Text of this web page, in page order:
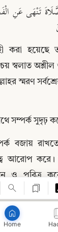
Home
করা
স্বলাত
স্মরণ
সম্পর্ক সুদৃঢ়
বজায়
আরোপ করে।
ও পবিত্র
تُطَهِّرُهُمْ وَتُزَكِّيهِم